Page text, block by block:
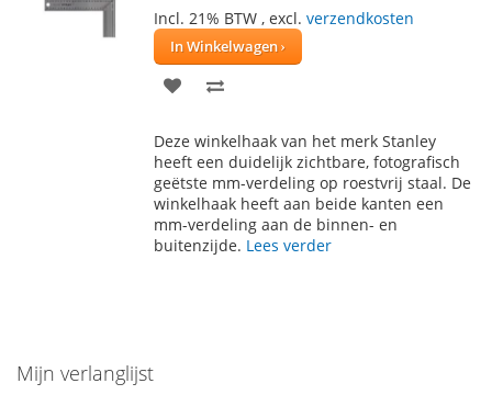
Incl. 21% BTW , excl. verzendkosten
In Winkelwagen
VOEG
AAN
VERLANGLIJST
TE
VERGELIJKEN
Deze winkelhaak van het merk Stanley
heeft een duidelijk zichtbare, fotografisch
geëtste mm-verdeling op roestvrij staal. De
winkelhaak heeft aan beide kanten een
mm-verdeling aan de binnen- en
buitenzijde. Lees verder
Mijn verlanglijst